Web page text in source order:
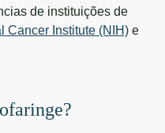
de instituições de
Cancer Institute (NIH) e